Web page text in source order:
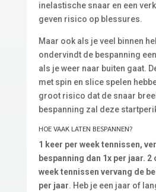
inelastische snaar en een
geven risico op blessures.
Maar ook als je veel binnen
ondervindt de bespanning
als je weer naar buiten gaat.
met spin en slice spelen
groot risico dat de snaar
bespanning zal deze
HOE VAAK LATEN BESPANNEN?
1 keer per week tennissen,
bespanning dan 1x per jaar. 2
week tennissen vervang de
per jaar. Heb je een jaar of